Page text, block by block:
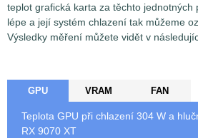
teplot grafická karta za těchto jednotných
lépe a její systém chlazení tak můžeme
Výsledky měření můžete vidět v
GPU VRAM FAN
Teplota GPU při chlazení 304 W a
RX 9070 XT